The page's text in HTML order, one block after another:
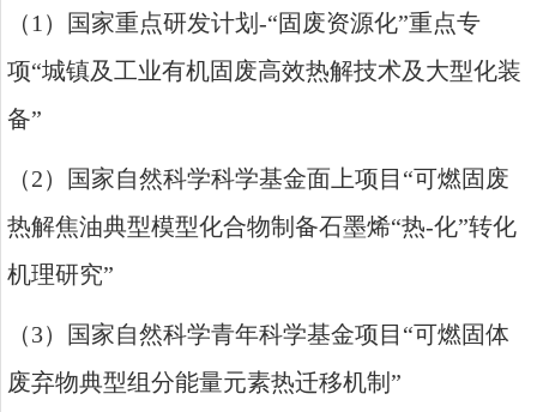
（1 ）国家重点研发计划 -“固废资源化”重点专
项“城镇及工业有机固废高效热解技术及大型化装
备”
（2）国家自然科学科学基金面上项目 “可燃固废
热解焦油典型模型化合物制备石墨烯“热-化”转化
机理研究”
（3）国家自然科学青年科学基金项目 “可燃固体
废弃物典型组分能量元素热迁移机制 ”